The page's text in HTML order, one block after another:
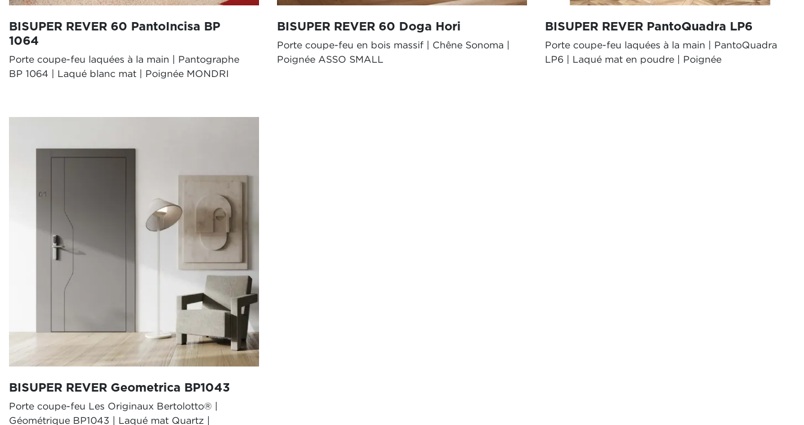
BISUPER REVER 60 PantoIncisa BP
1064
Porte coupe-feu laquées à la main | Pantographe
BP 1064 | Laqué blanc mat | Poignée MONDRI
BISUPER REVER 60 Doga Hori
Porte coupe-feu en bois massif | Chêne Sonoma |
Poignée ASSO SMALL
BISUPER REVER PantoQuadra LP6
Porte coupe-feu laquées à la main | PantoQuadra
LP6 | Laqué mat en poudre | Poignée
BISUPER REVER Geometrica BP1043
Porte coupe-feu Les Originaux Bertolotto® |
Géométrique BP1043 | Laqué mat Quartz |